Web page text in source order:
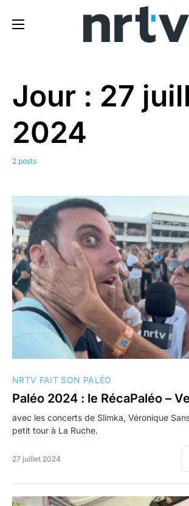
Jour : 27
2024
2 posts
NRTV FAIT SON PALÉO
Paléo 2024 : le RécaPaléo –
avec les concerts de Slimka, Véronique
petit tour à La Ruche.
27 juillet 2024